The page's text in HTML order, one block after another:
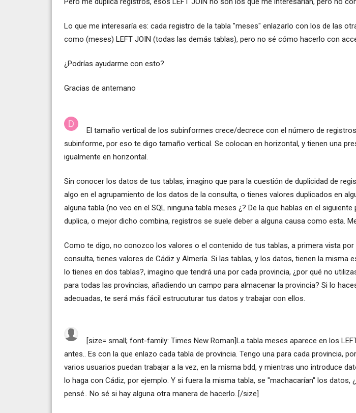
Lo que me interesaría es: cada registro de la tabla "meses" enlazarlo con los de las
como (meses) LEFT JOIN (todas las demás tablas), pero no sé cómo hacerlo con
¿Podrías ayudarme con esto?
Gracias de antemano
El tamaño vertical de los subinformes crece/decrece con el número de
subinforme, por eso te digo tamaño vertical. Se colocan en horizontal, y tienen una
igualmente en horizontal.
Sin conocer los datos de tus tablas, imagino que para la cuestión de duplicidad de
algo en el agrupamiento de los datos de la consulta, o tienes valores duplicados en
alguna tabla (no veo en el SQL ninguna tabla meses ¿? De la que hablas en el
duplica, o mejor dicho combina, registros se suele deber a alguna causa como esta.
Como te digo, no conozco los valores o el contenido de tus tablas, a primera vista por
consulta, tienes valores de Cádiz y Almería. Si las tablas, y los datos, tienen la misma
lo tienes en dos tablas?, imagino que tendrá una por cada provincia, ¿por qué no
para todas las provincias, añadiendo un campo para almacenar la provincia? Si lo
adecuadas, te será más fácil estrucuturar tus datos y trabajar con ellos.
[size= small; font-family: Times New Roman]La tabla meses aparece en los
antes.. Es con la que enlazo cada tabla de provincia. Tengo una para cada provincia,
varios usuarios puedan trabajar a la vez, en la misma bdd, y mientras uno introduce
lo haga con Cádiz, por ejemplo. Y si fuera la misma tabla, se "machacarían" los datos,
pensé.. No sé si hay alguna otra manera de hacerlo..[/size]